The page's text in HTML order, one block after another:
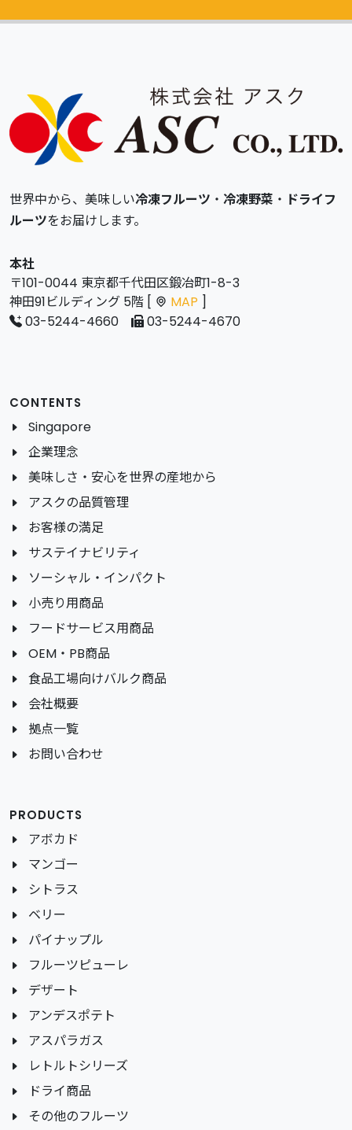
世界中から、美味しい冷凍フルーツ ・ 冷凍野菜 ・ ドライフ
ルーツをお届けします。
本社
〒101-0044 東京都千代田区鍛冶町1-8-3
神田91ビルディング 5階 [
MAP ]
03-5244-4660
03-5244-4670
CONTENTS
Singapore
企業理念
美味しさ・安心を世界の産地から
アスクの品質管理
お客様の満足
サステイナビリティ
ソーシャル・インパクト
小売り用商品
フードサービス用商品
OEM・PB商品
食品工場向けバルク商品
会社概要
拠点一覧
お問い合わせ
PRODUCTS
アボカド
マンゴー
シトラス
ベリー
パイナップル
フルーツピューレ
デザート
アンデスポテト
アスパラガス
レトルトシリーズ
ドライ商品
その他のフルーツ